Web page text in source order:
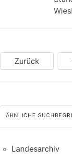
Zurück
ÄHNLICHE
Landesarchiv